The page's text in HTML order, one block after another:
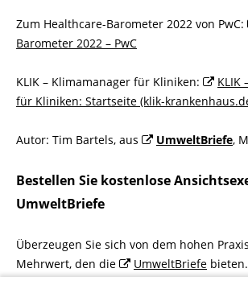
Zum Healthcare-Barometer 2022 von PwC:
Barometer 2022 – PwC
KLIK – Klimamanager für Kliniken:
KLIK
für Kliniken: Startseite (klik-
Autor: Tim Bartels, aus UmweltBriefe,
Bestellen Sie kostenlose
UmweltBriefe
Überzeugen Sie sich von dem hohen
Mehrwert, den die
UmweltBriefe